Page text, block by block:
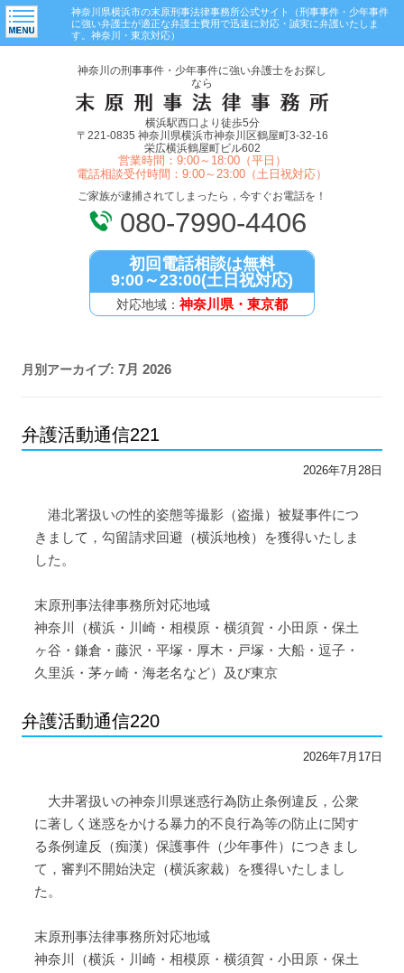
神奈川県横浜市の末原刑事法律事務所公式サイト（刑事事件・少年事件
に強い弁護士が適正な弁護士費用で迅速に対応・誠実に弁護いたしま
す。神奈川・東京対応）
神奈川の刑事事件・少年事件に強い弁護士をお探し
なら
横浜駅西口より徒歩5分
〒221-0835 神奈川県横浜市神奈川区鶴屋町3-32-16
栄広横浜鶴屋町ビル602
営業時間：9:00～18:00（平日）
電話相談受付時間：9:00～23:00（土日祝対応）
ご家族が逮捕されてしまったら，今すぐお電話を！
080-7990-4406
初回電話相談は無料
9:00～23:00(土日祝対応)
対応地域： 神奈川県・東京都
月別アーカイブ: 7月 2026
弁護活動通信221
2026年7月28日
港北署扱いの性的姿態等撮影（盗撮）被疑事件につ
きまして，勾留請求回避（横浜地検）を獲得いたしま
した。
末原刑事法律事務所対応地域
神奈川（横浜・川崎・相模原・横須賀・小田原・保土
ヶ谷・鎌倉・藤沢・平塚・厚木・戸塚・大船・逗子・
久里浜・茅ヶ崎・海老名など）及び東京
弁護活動通信220
2026年7月17日
大井署扱いの神奈川県迷惑行為防止条例違反，公衆
に著しく迷惑をかける暴力的不良行為等の防止に関す
る条例違反（痴漢）保護事件（少年事件）につきまし
て，審判不開始決定（横浜家裁）を獲得いたしまし
た。
末原刑事法律事務所対応地域
神奈川（横浜・川崎・相模原・横須賀・小田原・保土